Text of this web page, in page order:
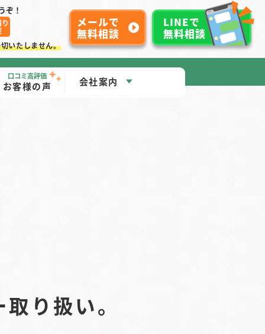
ぞ！
いたしません。
メールで
無料相談
LINEで
無料相談
口コミ高評価
お客様の声 会社案内
り扱い。